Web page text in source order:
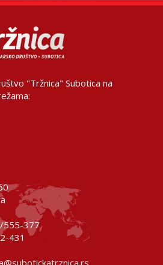
"Tržnica" Subotica na
555-377
431